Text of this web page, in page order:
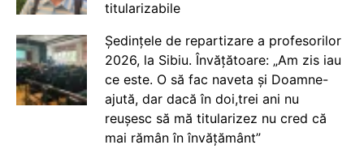
titularizabile
Ședințele de repartizare a profesorilor
2026, la Sibiu. Învățătoare: „Am zis iau
ce este. O să fac naveta și Doamne-
ajută, dar dacă în doi,trei ani nu
reușesc să mă titularizez nu cred că
mai rămân în învățământ”